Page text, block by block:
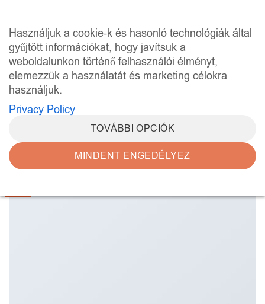
Használjuk a cookie-k és hasonló technológiák által
gyűjtött információkat, hogy javítsuk a
weboldalunkon történő felhasználói élményt,
elemezzük a használatát és marketing célokra
használjuk.
Privacy Policy
TOVÁBBI OPCIÓK
MINDENT ENGEDÉLYEZ
content
HAVI ARCHÍVUMOK:OKTÓBER 2015
Just another post with A Gallery
POSTED ONOKTÓBER 13, 2015 BYADMIN